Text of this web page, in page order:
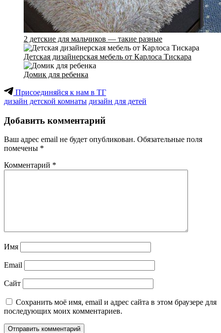
2 детские для мальчиков — такие разные
Детская дизайнерская мебель от Карлоса Тискара
Домик для ребенка
Присоединяйся к нам в ТГ
дизайн детской комнаты дизайн для детей
Добавить комментарий
Ваш адрес email не будет опубликован. Обязательные поля
помечены *
Комментарий *
Имя
Email
Сайт
Сохранить моё имя, email и адрес сайта в этом браузере для
последующих моих комментариев.